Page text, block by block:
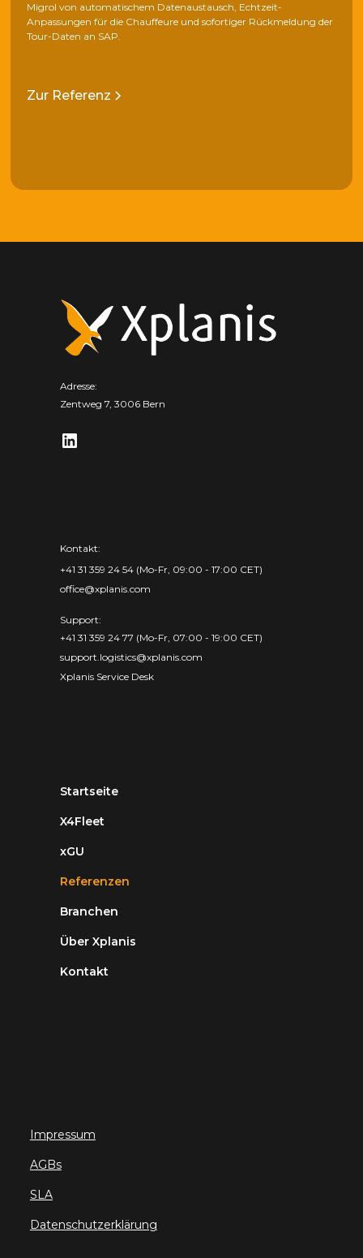
Migrol von automatischem Datenaustausch, Echtzeit-
Anpassungen für die Chauffeure und sofortiger Rückmeldung der
Tour-Daten an SAP.
Zur Referenz
Adresse:
Zentweg 7, 3006 Bern
Kontakt:
+41 31 359 24 54 (Mo-Fr, 09:00 - 17:00 CET)
office@xplanis.com
Support:
+41 31 359 24 77 (Mo-Fr, 07:00 - 19:00 CET)
support.logistics@xplanis.com
Xplanis Service Desk
Startseite
X4Fleet
xGU
Referenzen
Branchen
Über Xplanis
Kontakt
Impressum
AGBs
SLA
Datenschutzerklärung